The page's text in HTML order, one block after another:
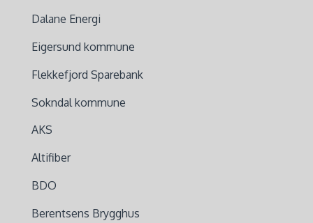
Dalane Energi
Eigersund kommune
Flekkefjord Sparebank
Sokndal kommune
AKS
Altifiber
BDO
Berentsens Brygghus